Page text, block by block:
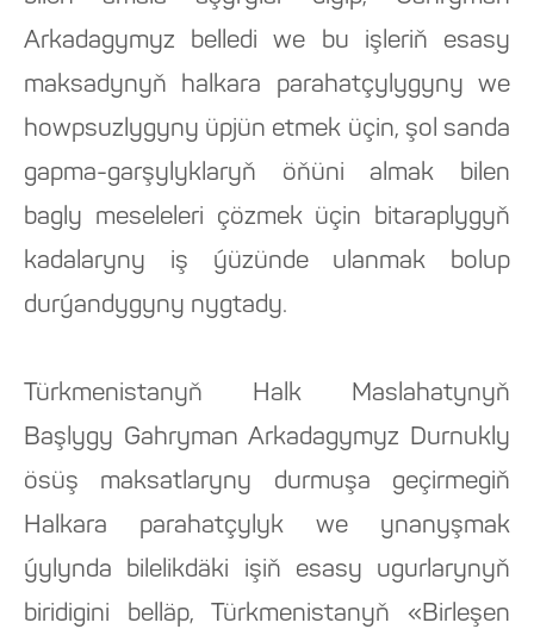
Arkadagymyz belledi we bu işleriň esasy
maksadynyň halkara parahatçylygyny we
howpsuzlygyny üpjün etmek üçin, şol sanda
gapma-garşylyklaryň öňüni almak bilen
bagly meseleleri çözmek üçin bitaraplygyň
kadalaryny iş ýüzünde ulanmak bolup
durýandygyny nygtady.
Türkmenistanyň Halk Maslahatynyň
Başlygy Gahryman Arkadagymyz Durnukly
ösüş maksatlaryny durmuşa geçirmegiň
Halkara parahatçylyk we ynanyşmak
ýylynda bilelikdäki işiň esasy ugurlarynyň
biridigini belläp, Türkmenistanyň «Birleşen